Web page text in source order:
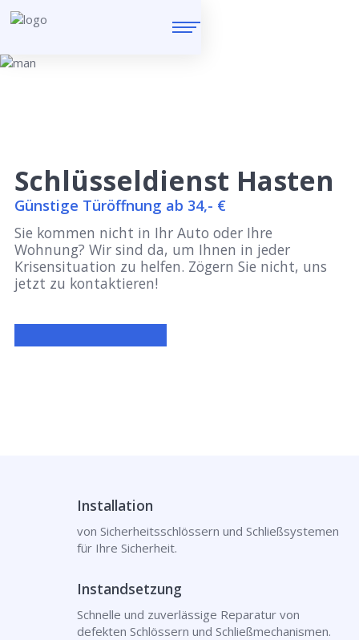
Schlüsseldienst Hasten
Günstige Türöffnung ab 34,- €
Sie kommen nicht in Ihr Auto oder Ihre
Wohnung? Wir sind da, um Ihnen in jeder
Krisensituation zu helfen. Zögern Sie nicht, uns
jetzt zu kontaktieren!
Installation
von Sicherheitsschlössern und Schließsystemen
für Ihre Sicherheit.
Instandsetzung
Schnelle und zuverlässige Reparatur von
defekten Schlössern und Schließmechanismen.